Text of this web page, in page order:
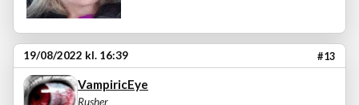
19/08/2022 kl. 16:39 #13
VampiricEye
Rusher